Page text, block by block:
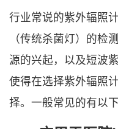
行业常说的紫外辐照
（传统杀菌灯）的检
源的兴起，以及短波
使得在选择紫外辐照
择。一般常见的有以